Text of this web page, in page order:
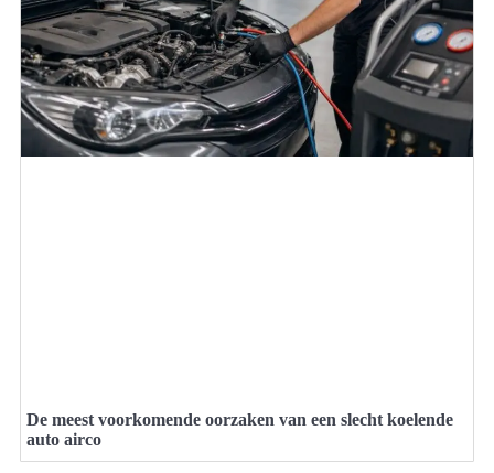
De meest voorkomende oorzaken van een slecht koelende
auto airco